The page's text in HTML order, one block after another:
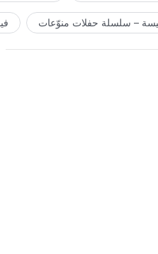
– سلسلة حفلات منوّعات